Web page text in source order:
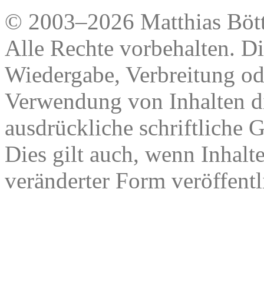
© 2003–2026 Matthias
Alle Rechte vorbehalten.
Wiedergabe, Verbreitung
Verwendung von Inhalten
ausdrückliche schriftliche
Dies gilt auch, wenn
veränderter Form